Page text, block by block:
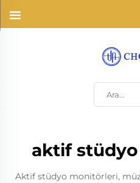
aktif
Aktif stüdyo monitörleri,